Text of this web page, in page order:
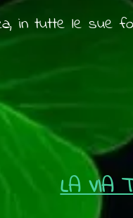
in tutte le sue
LA VIA